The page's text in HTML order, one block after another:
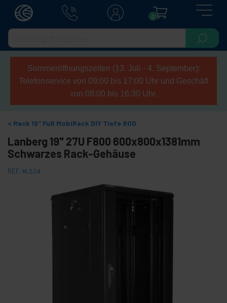
0
Sommeröffnungszeiten (13. Juli - 4. September):
Telefonservice von 09:00 bis 17:00 Uhr und Geschäft
von 08:00 bis 16:30 Uhr.
Rack 19" Fuß MobiRack DIY Tiefe 800
Lanberg 19" 27U F800 600x800x1381mm
Schwarzes Rack-Gehäuse
REF: WL524